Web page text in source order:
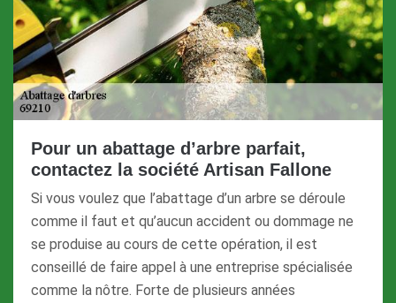
Pour un abattage d’arbre parfait,
contactez la société Artisan Fallone
Si vous voulez que l’abattage d’un arbre se déroule
comme il faut et qu’aucun accident ou dommage ne
se produise au cours de cette opération, il est
conseillé de faire appel à une entreprise spécialisée
comme la nôtre. Forte de plusieurs années